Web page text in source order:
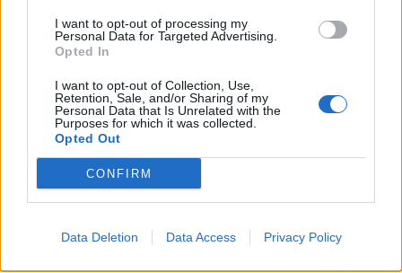
I want to opt-out of processing my
Personal Data for Targeted Advertising.
Opted In
I want to opt-out of Collection, Use,
Retention, Sale, and/or Sharing of my
Personal Data that Is Unrelated with the
Purposes for which it was collected.
Opted Out
CONFIRM
Data Deletion Data Access Privacy Policy
TAIP PAT SKAITYKITE
Nuomonės
Gediminas Vilniaus
griauna vieną žinomiausių
Dominykas Vanhara apie
Prunskienę: žmogaus